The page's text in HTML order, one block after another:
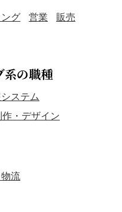
グ 営業
販売
系の職種
ステム
・デザイン
流